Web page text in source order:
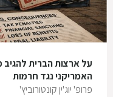
על ארצות הברית להגיב
האמריקני נגד חרמות
פרופ' יוג'ין קונטורוביץ'